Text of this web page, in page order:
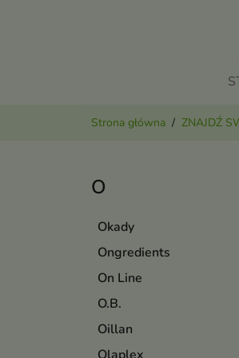
Strona główna ZNAJDŹ
O
Okady
Ongredients
On Line
O.B.
Oillan